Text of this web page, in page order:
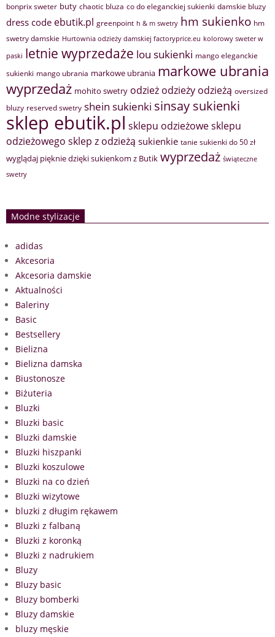
bonprix sweter buty chaotic bluza co do eleganckiej sukienki damskie bluzy
dress code ebutik.pl greenpoint h & m swetry hm sukienko hm
swetry damskie Hurtownia odzieży damskiej factoryprice.eu kolorowy sweter w
paski letnie wyprzedaże lou sukienki mango eleganckie
sukienki mango ubrania markowe ubrania markowe ubrania
wyprzedaż mohito swetry odzież odzieży odzieżą oversized
bluzy reserved swetry shein sukienki sinsay sukienki
sklep ebutik.pl sklepu odzieżowesklepu
odzieżowego sklep z odzieżą sukienkie tanie sukienki do 50 zł
wyglądaj pięknie dzięki sukienkom z Butik wyprzedaż świąteczne
swetry
Modne stylizacje
adidas
Akcesoria
Akcesoria damskie
Aktualności
Baleriny
Basic
Bestsellery
Bielizna
Bielizna damska
Biustonosze
Biżuteria
Bluzki
Bluzki basic
Bluzki damskie
Bluzki hiszpanki
Bluzki koszulowe
Bluzki na co dzień
Bluzki wizytowe
bluzki z długim rękawem
Bluzki z falbaną
Bluzki z koronką
Bluzki z nadrukiem
Bluzy
Bluzy basic
Bluzy bomberki
Bluzy damskie
bluzy męskie